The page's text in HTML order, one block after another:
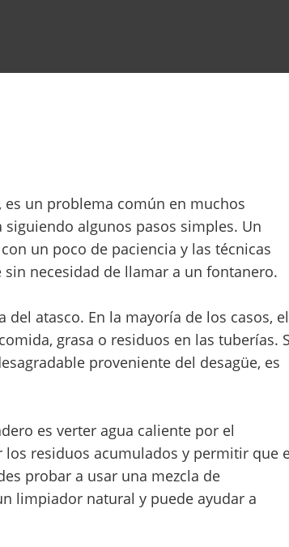
es un problema común en muchos
algunos pasos simples. Un
un poco de paciencia y las técnicas
necesidad de llamar a un fontanero.
atasco. En la mayoría de los casos, el
grasa o residuos en las tuberías.
proveniente del desagüe, es
es verter agua caliente por el
los residuos acumulados y permitir que
probar a usar una mezcla de
limpiador natural y puede ayudar a